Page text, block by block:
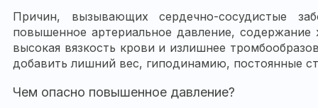
Причин, вызывающих сердечно-сосудистые
повышенное артериальное давление,
высокая вязкость крови и излишнее
добавить лишний вес, гиподинамию, постоянные
Чем опасно повышенное давление?